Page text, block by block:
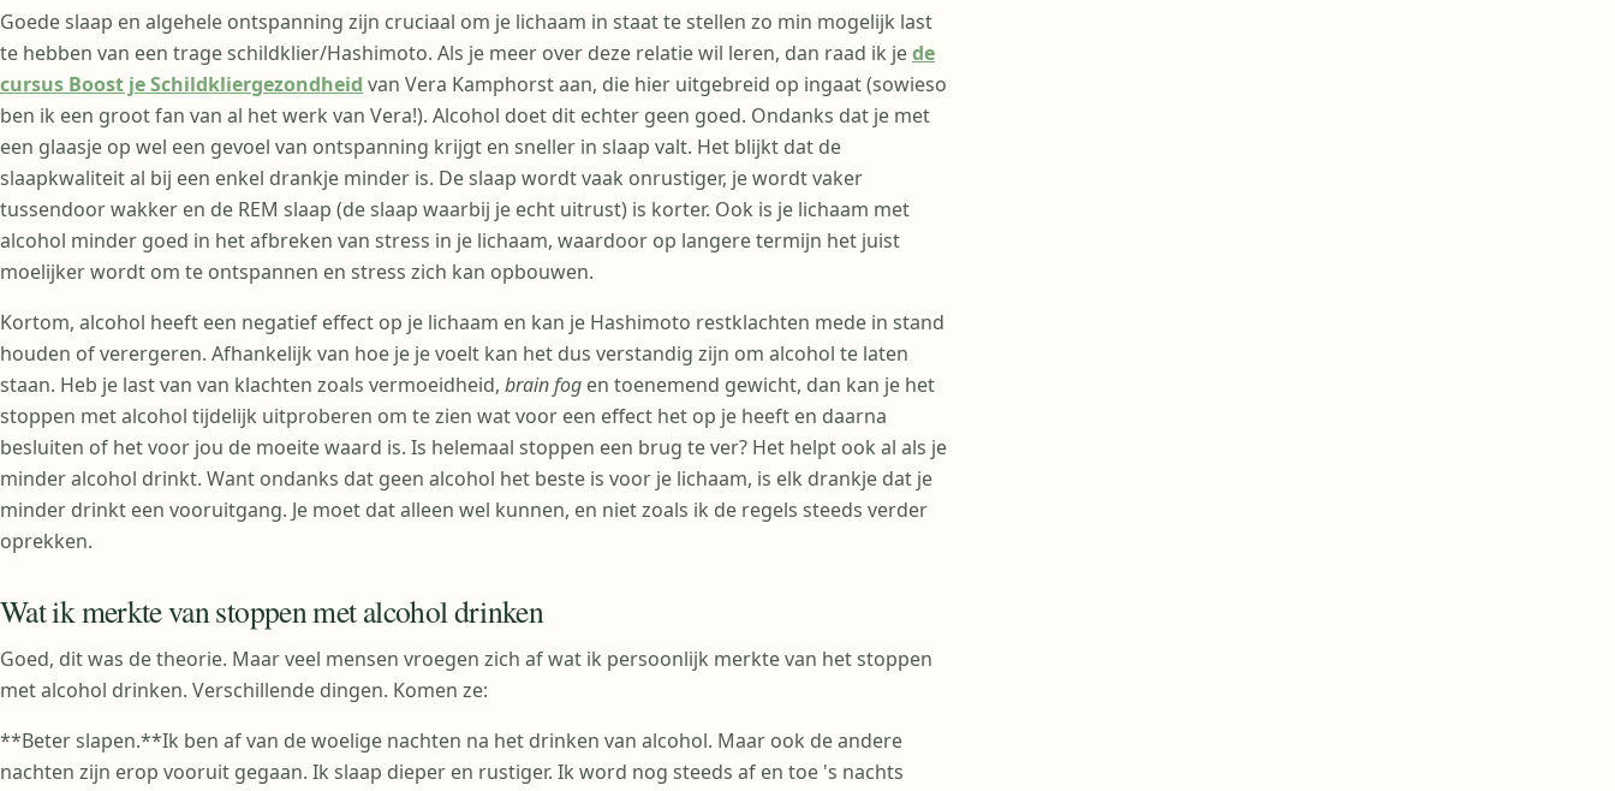
Goede slaap en algehele ontspanning zijn cruciaal om je lichaam in staat te stellen zo min mogelijk last
te hebben van een trage schildklier/Hashimoto. Als je meer over deze relatie wil leren, dan raad ik jede
cursus Boost je Schildkliergezondheid van Vera Kamphorst aan, die hier uitgebreid op ingaat (sowieso
ben ik een groot fan van al het werk van Vera!). Alcohol doet dit echter geen goed. Ondanks dat je met
een glaasje op wel een gevoel van ontspanning krijgt en sneller in slaap valt. Het blijkt dat de
slaapkwaliteit al bij een enkel drankje minder is. De slaap wordt vaak onrustiger, je wordt vaker
tussendoor wakker en de REM slaap (de slaap waarbij je echt uitrust) is korter. Ook is je lichaam met
alcohol minder goed in het afbreken van stress in je lichaam, waardoor op langere termijn het juist
moelijker wordt om te ontspannen en stress zich kan opbouwen.
Kortom, alcohol heeft een negatief effect op je lichaam en kan je Hashimoto restklachten mede in stand
houden of verergeren. Afhankelijk van hoe je je voelt kan het dus verstandig zijn om alcohol te laten
staan. Heb je last van van klachten zoals vermoeidheid, brain fog en toenemend gewicht, dan kan je het
stoppen met alcohol tijdelijk uitproberen om te zien wat voor een effect het op je heeft en daarna
besluiten of het voor jou de moeite waard is. Is helemaal stoppen een brug te ver? Het helpt ook al als je
minder alcohol drinkt. Want ondanks dat geen alcohol het beste is voor je lichaam, is elk drankje dat je
minder drinkt een vooruitgang. Je moet dat alleen wel kunnen, en niet zoals ik de regels steeds verder
oprekken.
Wat ik merkte van stoppen met alcohol drinken
Goed, dit was de theorie. Maar veel mensen vroegen zich af wat ik persoonlijk merkte van het stoppen
met alcohol drinken. Verschillende dingen. Komen ze:
**Beter slapen.**Ik ben af van de woelige nachten na het drinken van alcohol. Maar ook de andere
nachten zijn erop vooruit gegaan. Ik slaap dieper en rustiger. Ik word nog steeds af en toe 's nachts